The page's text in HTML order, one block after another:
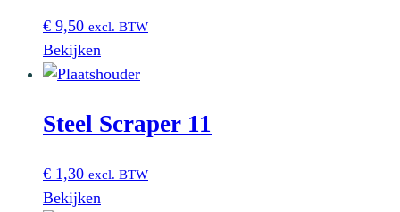
€ 9,50 excl. BTW
Bekijken
Steel Scraper 11
€ 1,30 excl. BTW
Bekijken